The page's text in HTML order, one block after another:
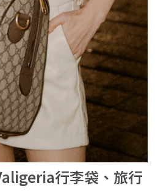
行李袋、旅行